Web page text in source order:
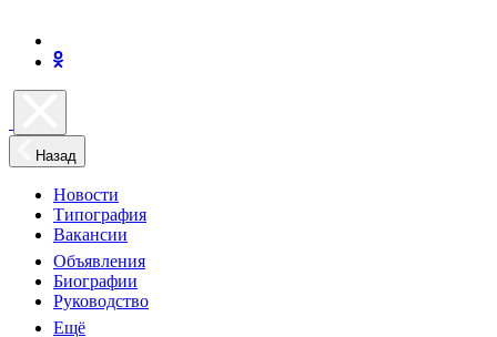
Назад
Новости
Типография
Вакансии
Объявления
Биографии
Руководство
Ещё